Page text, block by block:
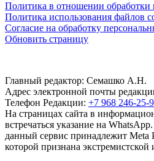
Политика в отношении
Политика использования файлов
Согласие на обработку
Обновить страницу
Главный редактор: Семашко А.Н.
Адрес электронной почты
Телефон Редакции: +7 968 246-25-
На страницах сайта в
встречаться указание на
данный сервис принадлежит Meta
которой признана